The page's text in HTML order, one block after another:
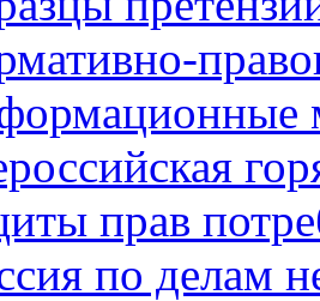
прав
по делам